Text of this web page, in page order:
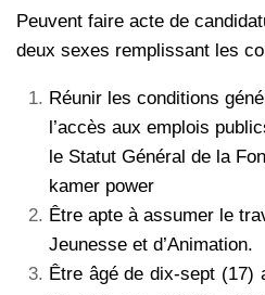
Peuvent faire acte de
deux sexes remplissant les
Réunir les conditions
l’accès aux emplois
le Statut Général de la
kamer power
Être apte à assumer le
Jeunesse et d’Animation.
Être âgé de dix-sept (17)